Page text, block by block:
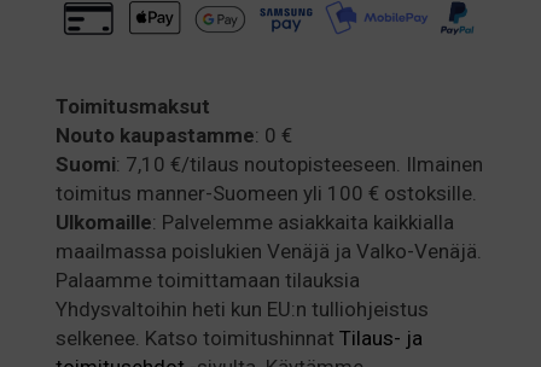
Toimitusmaksut
Nouto kaupastamme: 0 €
Suomi: 7,10 €/tilaus noutopisteeseen. Ilmainen
toimitus manner-Suomeen yli 100 € ostoksille.
Ulkomaille: Palvelemme asiakkaita kaikkialla
maailmassa poislukien Venäjä ja Valko-Venäjä.
Palaamme toimittamaan tilauksia
Yhdysvaltoihin heti kun EU:n tulliohjeistus
selkenee. Katso toimitushinnat Tilaus- ja